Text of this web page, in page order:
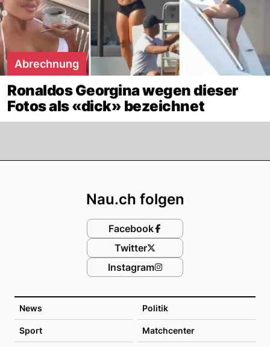
Abrechnung
Ronaldos Georgina wegen dieser
Fotos als «dick» bezeichnet
News Politik
Sport Matchcenter
Nau.ch folgen
Facebook
Twitter
Instagram